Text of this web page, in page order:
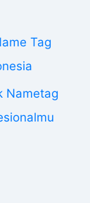
Tag
Nametag